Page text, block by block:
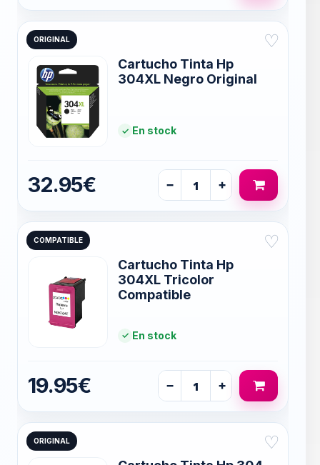
ORIGINAL ♡
Cartucho Tinta Hp
304XL Negro Original
En stock
32.95€ − +
COMPATIBLE ♡
Cartucho Tinta Hp
304XL Tricolor
Compatible
En stock
19.95€ − +
ORIGINAL ♡